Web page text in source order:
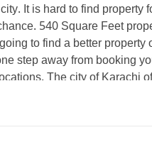
It is hard to find property
540 Square Feet
to find a better property
step away from booking
The city of Karachi